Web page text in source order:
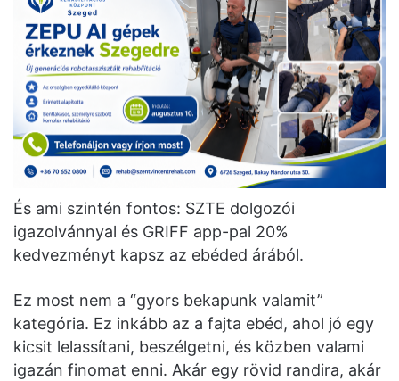
És ami szintén fontos: SZTE dolgozói
igazolvánnyal és GRIFF app-pal 20%
kedvezményt kapsz az ebéded árából.
Ez most nem a “gyors bekapunk valamit”
kategória. Ez inkább az a fajta ebéd, ahol jó egy
kicsit lelassítani, beszélgetni, és közben valami
igazán finomat enni. Akár egy rövid randira, akár